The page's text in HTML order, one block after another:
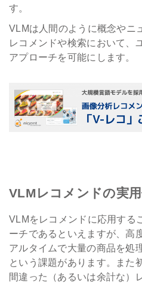
す。
VLMは人間のように概念やニ
レコメンドや検索において、
アプローチを可能にします。
VLMレコメンドの実用
VLMをレコメンドに応用する
ーチであるといえますが、高
アルタイムで大量の商品を処
という課題があります。また
間違った（あるいは余計な）